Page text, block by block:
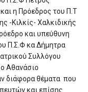
η Πρόεδρος του Π.Τ
-Κιλκίς- Χαλκιδικής
και υπεύθυνη
Π.Σ.Φ κα Δήμητρα
Συλλόγου
Αθανάσιο
διάφορα θέματα που
και επίσης